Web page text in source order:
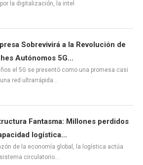
la digitalización, la intel
Sobrevivirá a la Revolución de
Autónomos 5G...
el 5G se presentó como una promesa casi
red ultrarrápida…
Fantasma: Millones perdidos
logística...
de la economía global, la logística actúa
circulatorio…